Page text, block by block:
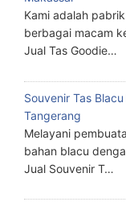
Kami adalah
berbagai macam
Jual Tas Goodie…
Souvenir Tas
Tangerang
Melayani
bahan blacu
Jual Souvenir T…